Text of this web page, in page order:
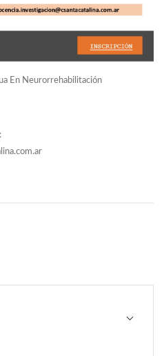
En Neurorrehabilitación